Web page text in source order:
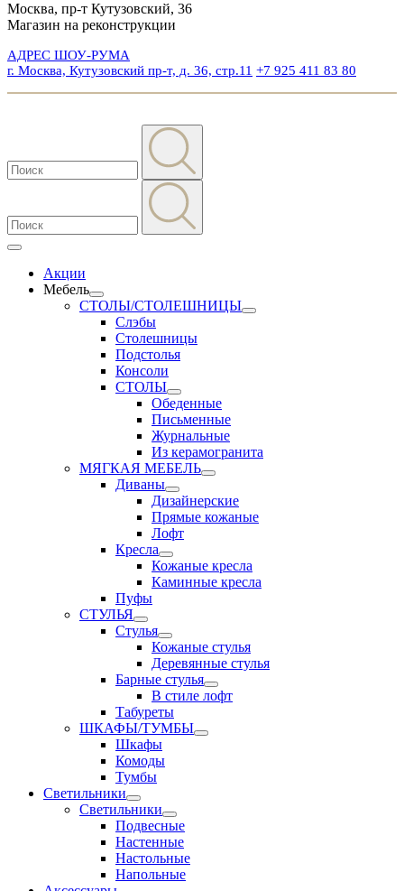
Москва, пр-т Кутузовский, 36
Магазин на реконструкции
АДРЕС ШОУ-РУМА
г. Москва, Кутузовский пр-т, д. 36, стр.11 +7 925 411 83 80
Акции
Мебель
СТОЛЫ/СТОЛЕШНИЦЫ
Слэбы
Столешницы
Подстолья
Консоли
СТОЛЫ
Обеденные
Письменные
Журнальные
Из керамогранита
МЯГКАЯ МЕБЕЛЬ
Диваны
Дизайнерские
Прямые кожаные
Лофт
Кресла
Кожаные кресла
Каминные кресла
Пуфы
СТУЛЬЯ
Стулья
Кожаные стулья
Деревянные стулья
Барные стулья
В стиле лофт
Табуреты
ШКАФЫ/ТУМБЫ
Шкафы
Комоды
Тумбы
Светильники
Светильники
Подвесные
Настенные
Настольные
Напольные